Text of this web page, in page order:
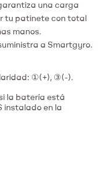
una carga
tu patinete con total
manos.
a Smartgyro.
①(+), ③(-).
la batería está
instalado en la